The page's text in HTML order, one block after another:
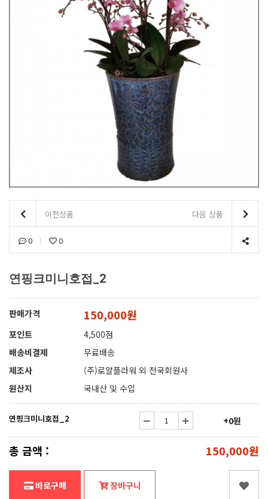
이전상품 다음 상품
0 0
연핑크미니호접_2
판매가격 150,000원
포인트
4,500점
배송비결제
무료배송
제조사
(주)로얄플라워 외 전국회원사
원산지
국내산 및 수입
연핑크미니호접_2 +0원
총 금액 : 150,000원
바로구매 장바구니